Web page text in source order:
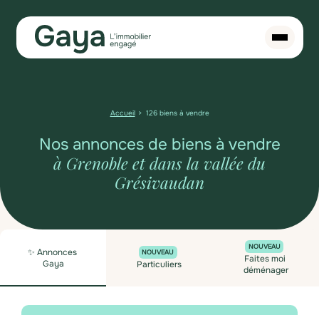
Accueil 126 biens à vendre
Nos annonces de biens à vendre
à Grenoble et dans la vallée du
Grésivaudan
✨ Annonces
Gaya
NOUVEAU
Particuliers
NOUVEAU
Faites moi
déménager